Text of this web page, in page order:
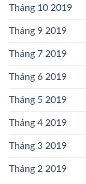
Tháng 10 2019
Tháng 9 2019
Tháng 7 2019
Tháng 6 2019
Tháng 5 2019
Tháng 4 2019
Tháng 3 2019
Tháng 2 2019